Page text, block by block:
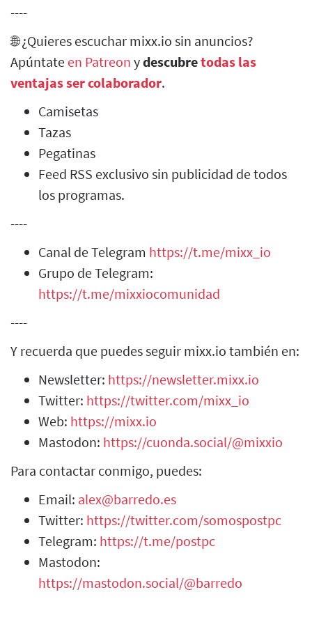
----
🌐 ¿Quieres escuchar mixx.io sin anuncios?
Apúntate en Patreon ydescubretodas las
ventajas ser colaborador.
Camisetas
Tazas
Pegatinas
Feed RSS exclusivo sin publicidad de todos
los programas.
----
Canal de Telegram https://t.me/mixx_io
Grupo de Telegram:
https://t.me/mixxiocomunidad
----
Y recuerda que puedes seguir mixx.io también en:
Newsletter: https://newsletter.mixx.io
Twitter: https://twitter.com/mixx_io
Web: https://mixx.io
Mastodon: https://cuonda.social/@mixxio
Para contactar conmigo, puedes:
Email: alex@barredo.es
Twitter: https://twitter.com/somospostpc
Telegram: https://t.me/postpc
Mastodon:
https://mastodon.social/@barredo